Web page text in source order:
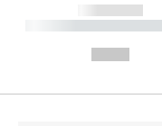
------------
----------- -----------